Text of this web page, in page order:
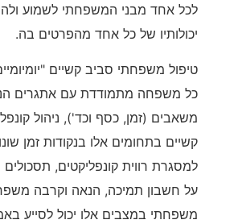
לכל אחד מבני המשפחתי לשמוע
יכולותיו של כל אחד מהפרטים בה.
טיפול משפחתי סביב קשיים
כל משפחה מתמודדת עם אתגרים
משאבים (זמן, כסף וכד'), ניהול
קשיים בתחומים אלו בנקודות זמן
למסגרת רווית קונפליקטים,
על חשבון תמיכה, הנאה וקרבה
משפחתי במצבים אלו יכול לסייע